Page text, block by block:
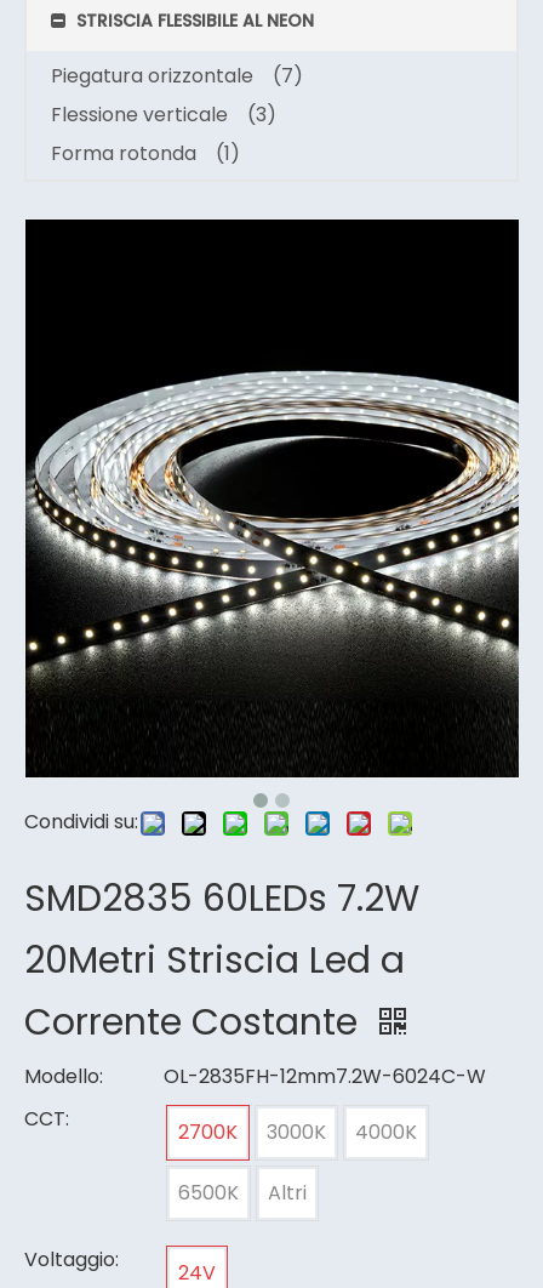
STRISCIA FLESSIBILE AL NEON
Piegatura orizzontale
(7)
Flessione verticale
(3)
Forma rotonda
(1)
Condividi su:
SMD2835 60LEDs 7.2W
20Metri Striscia Led a
Corrente Costante
Modello:
OL-2835FH-12mm7.2W-6024C-W
CCT:
2700K 3000K 4000K
6500K Altri
Voltaggio: 24V